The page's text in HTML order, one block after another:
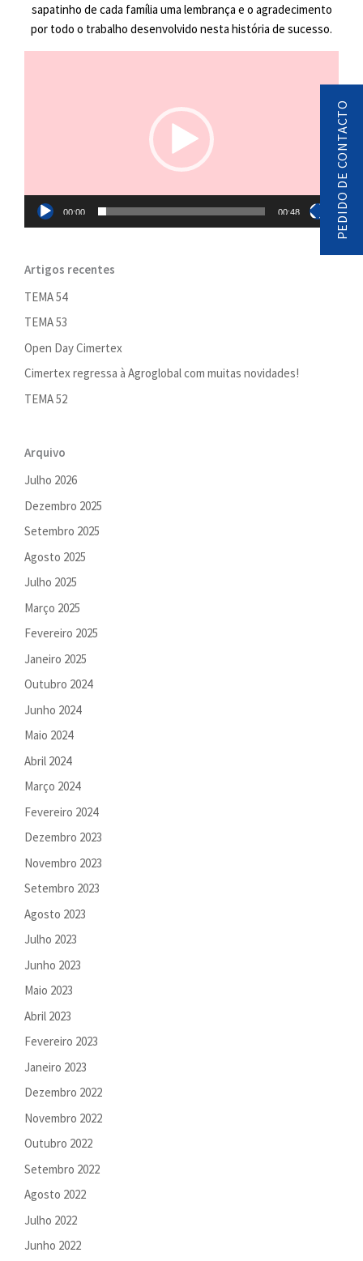
sapatinho de cada família uma lembrança e o agradecimento
por todo o trabalho desenvolvido nesta história de sucesso.
00:00 00:48
Artigos recentes
TEMA 54
TEMA 53
Open Day Cimertex
Cimertex regressa à Agroglobal com muitas novidades!
TEMA 52
Arquivo
Julho 2026
Dezembro 2025
Setembro 2025
Agosto 2025
Julho 2025
Março 2025
Fevereiro 2025
Janeiro 2025
Outubro 2024
Junho 2024
Maio 2024
Abril 2024
Março 2024
Fevereiro 2024
Dezembro 2023
Novembro 2023
Setembro 2023
Agosto 2023
Julho 2023
Junho 2023
Maio 2023
Abril 2023
Fevereiro 2023
Janeiro 2023
Dezembro 2022
Novembro 2022
Outubro 2022
Setembro 2022
Agosto 2022
Julho 2022
Junho 2022
PEDIDO DE CONTACTO